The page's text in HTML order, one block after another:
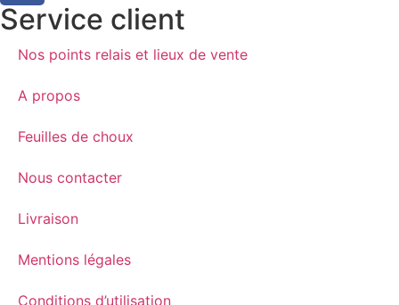
Service client
Nos points relais et lieux de vente
A propos
Feuilles de choux
Nous contacter
Livraison
Mentions légales
Conditions d’utilisation